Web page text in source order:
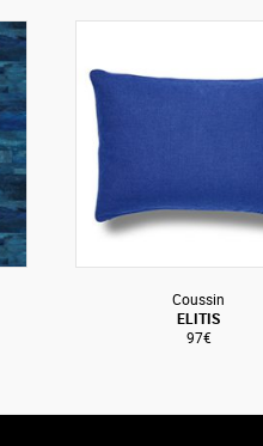
Coussin
ELITIS
97€